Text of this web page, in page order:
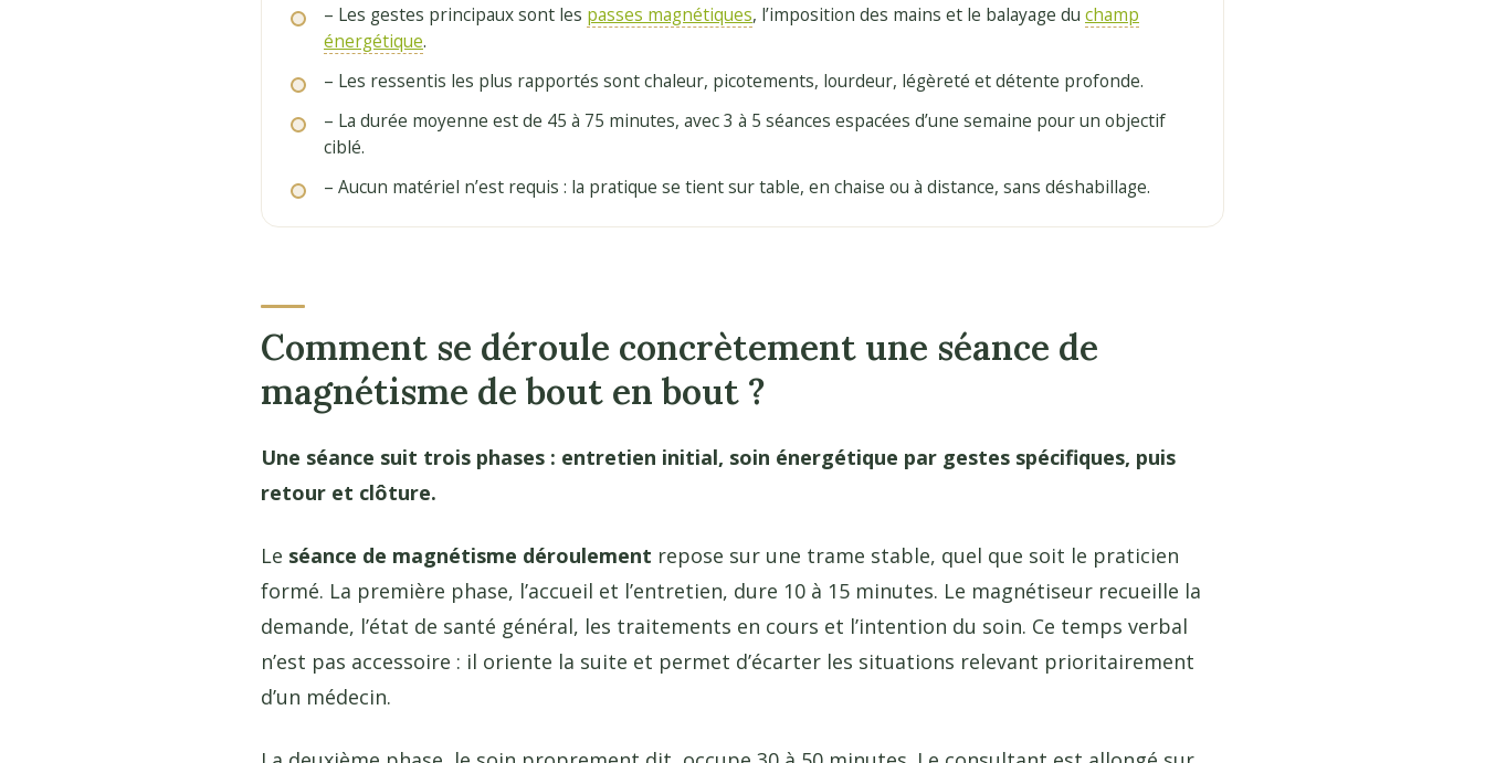
– Les gestes principaux sont les passes magnétiques, l’imposition des mains et le balayage du champ
énergétique.
– Les ressentis les plus rapportés sont chaleur, picotements, lourdeur, légèreté et détente profonde.
– La durée moyenne est de 45 à 75 minutes, avec 3 à 5 séances espacées d’une semaine pour un objectif
ciblé.
– Aucun matériel n’est requis : la pratique se tient sur table, en chaise ou à distance, sans déshabillage.
Comment se déroule concrètement une séance de
magnétisme de bout en bout ?
Une séance suit trois phases : entretien initial, soin énergétique par gestes spécifiques, puis
retour et clôture.
Le séance de magnétisme déroulement repose sur une trame stable, quel que soit le praticien
formé. La première phase, l’accueil et l’entretien, dure 10 à 15 minutes. Le magnétiseur recueille la
demande, l’état de santé général, les traitements en cours et l’intention du soin. Ce temps verbal
n’est pas accessoire : il oriente la suite et permet d’écarter les situations relevant prioritairement
d’un médecin.